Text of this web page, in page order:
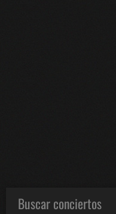
Buscar conciertos